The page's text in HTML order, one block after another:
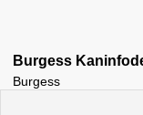
Burgess
Burgess